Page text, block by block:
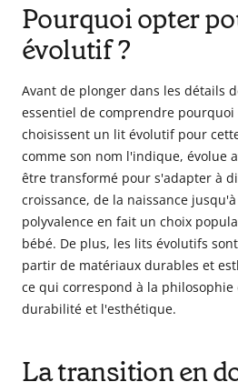
Pourquoi opter
évolutif ?
Avant de plonger dans les détails
essentiel de comprendre
choisissent un lit évolutif pour
comme son nom l'indique, évolue
être transformé pour s'adapter à
croissance, de la naissance
polyvalence en fait un choix
bébé. De plus, les lits évolutifs
partir de matériaux durables et
ce qui correspond à la philosophie
durabilité et l'esthétique.
La transition en